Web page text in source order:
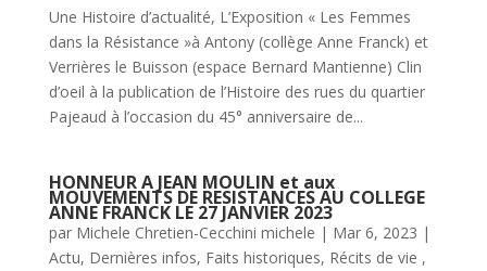
Une Histoire d’actualité, L’Exposition « Les Femmes
dans la Résistance »à Antony (collège Anne Franck) et
Verrières le Buisson (espace Bernard Mantienne) Clin
d’oeil à la publication de l’Histoire des rues du quartier
Pajeaud à l’occasion du 45° anniversaire de...
HONNEUR A JEAN MOULIN et aux
MOUVEMENTS DE RESISTANCES AU COLLEGE
ANNE FRANCK LE 27 JANVIER 2023
par Michele Chretien-Cecchini michele | Mar 6, 2023 |
Actu, Dernières infos, Faits historiques, Récits de vie ,